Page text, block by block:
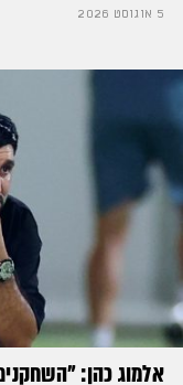
5 אוגוסט 2026
אלמוג כהן: